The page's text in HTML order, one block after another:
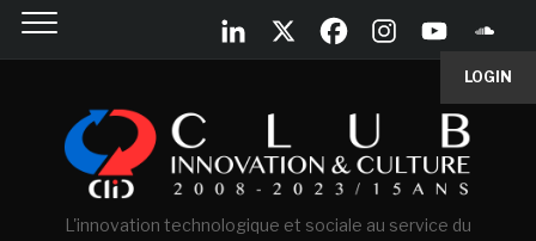
LOGIN
L'innovation technologique et sociale au service du